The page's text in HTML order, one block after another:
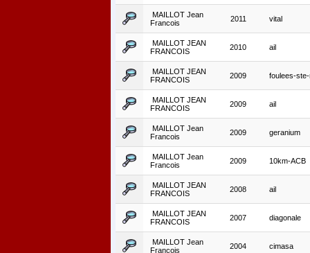
MAILLOT Jean
Francois
2011 vital
MAILLOT JEAN
FRANCOIS
2010 ail
MAILLOT JEAN
FRANCOIS
2009 foulees-
MAILLOT JEAN
FRANCOIS
2009 ail
MAILLOT Jean
Francois
2009 geranium
MAILLOT Jean
Francois
2009 10km-ACB
MAILLOT JEAN
FRANCOIS
2008 ail
MAILLOT JEAN
FRANCOIS
2007 diagonale
MAILLOT Jean
Francois
2004 cimasa